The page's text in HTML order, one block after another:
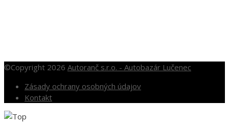
©Copyright 2026 Autoranč s.r.o. - Autobazár Lučenec
Zásady ochrany osobných údajov
Kontakt